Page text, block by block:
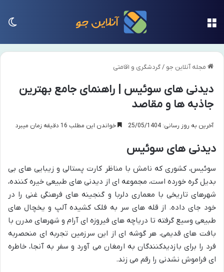
مجله آنلاین جو /گردشگری و اقامتی
دیدنی های سوئیس | راهنمای جامع بهترین
جاذبه ها و مقاصد
آخرین به روز رسانی: 25/05/1404 خواندن این مطلب 16 دقیقه زمان میبرد
دیدنی های سوئیس
سوئیس، کشوری که نامش با مناظر کارت پستالی و زیبایی های بی
بدیل گره خورده است، مجموعه ای از دیدنی های طبیعی خیره کننده،
شهرهای تاریخی با معماری دلربا و گنجینه های فرهنگی غنی را در
خود جای داده. از قله های سر به فلک کشیده آلپ و یخچال های
طبیعی وسیع گرفته تا دریاچه های فیروزه ای آرام و شهرهای مدرن با
بافت های قدیمی، هر گوشه ای از این سرزمین تجربه ای منحصربه
فرد را برای بازدیدکنندگان به ارمغان می آورد و سفر به آنجا، خاطره
ای فراموش نشدنی را رقم می زند.